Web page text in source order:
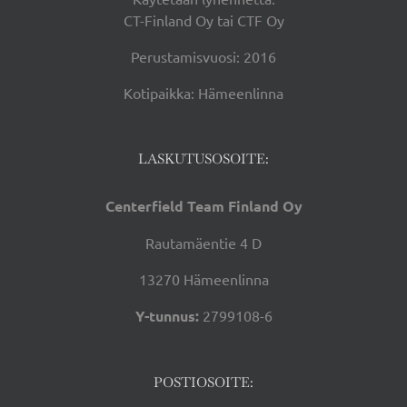
CT-Finland Oy tai CTF Oy
Perustamisvuosi: 2016
Kotipaikka: Hämeenlinna
LASKUTUSOSOITE:
Centerfield Team Finland Oy
Rautamäentie 4 D
13270 Hämeenlinna
Y-tunnus: 2799108-6
POSTIOSOITE: